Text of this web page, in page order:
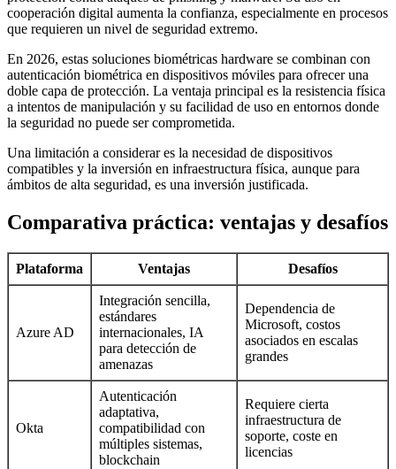
cooperación digital aumenta la confianza, especialmente en procesos
que requieren un nivel de seguridad extremo.
En 2026, estas soluciones biométricas hardware se combinan con
autenticación biométrica en dispositivos móviles para ofrecer una
doble capa de protección. La ventaja principal es la resistencia física
a intentos de manipulación y su facilidad de uso en entornos donde
la seguridad no puede ser comprometida.
Una limitación a considerar es la necesidad de dispositivos
compatibles y la inversión en infraestructura física, aunque para
ámbitos de alta seguridad, es una inversión justificada.
Comparativa práctica: ventajas y desafíos
Plataforma Ventajas Desafíos
Azure AD
Integración sencilla,
estándares
internacionales, IA
para detección de
amenazas
Dependencia de
Microsoft, costos
asociados en escalas
grandes
Okta
Autenticación
adaptativa,
compatibilidad con
múltiples sistemas,
blockchain
Requiere cierta
infraestructura de
soporte, coste en
licencias